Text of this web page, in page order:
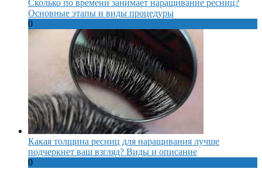
Сколько по времени занимает наращивание ресниц?
Основные этапы и виды процедуры
0
Какая толщина ресниц для наращивания лучше
подчеркнет ваш взгляд? Виды и описание
0